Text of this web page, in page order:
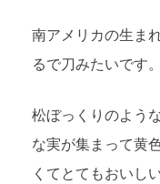
南アメリカの生ま
るで刀みたいです。
松ぼっくりのよう
な実が集まって黄
くてとてもおいし